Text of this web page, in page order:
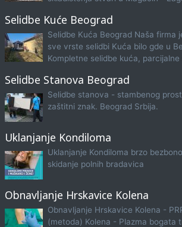
Selidbe Kuće Beograd
Selidbe Kuća Beograd Naša firma
sve vrste selidbi Kuća bilo gde u
Kompletne selidbe kuća, parcijalne
Selidbe Stanova Beograd
Selidbe stanova - stambenog
zaštitni znak. Beograd Srbija.
Uklanjanje Kondiloma
Uklanjanje Kondiloma brzo
skidanje polnih bradavica
Obnavljanje Hrskavice Kolena
Obnavljanje Hrskavice Kolena -
(metoda) Kolena - Plazma bogata